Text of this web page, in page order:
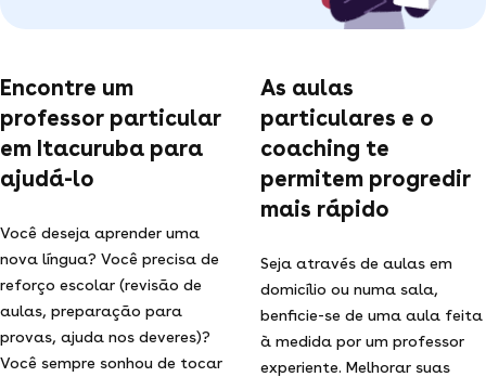
Encontre um
professor particular
em Itacuruba para
ajudá-lo
Você deseja aprender uma
nova língua? Você precisa de
reforço escolar (revisão de
aulas, preparação para
provas, ajuda nos deveres)?
Você sempre sonhou de tocar
As aulas
particulares e o
coaching te
permitem progredir
mais rápido
Seja através de aulas em
domicílio ou numa sala,
benficie-se de uma aula feita
à medida por um professor
experiente. Melhorar suas